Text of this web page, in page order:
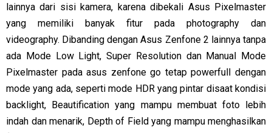
lainnya dari sisi kamera, karena dibekali Asus Pixelmaster
yang memiliki banyak fitur pada photography dan
videography. Dibanding dengan Asus Zenfone 2 lainnya tanpa
ada Mode Low Light, Super Resolution dan Manual Mode
Pixelmaster pada asus zenfone go tetap powerfull dengan
mode yang ada, seperti mode HDR yang pintar disaat kondisi
backlight, Beautification yang mampu membuat foto lebih
indah dan menarik, Depth of Field yang mampu menghasilkan